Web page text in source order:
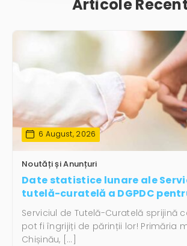
Articole
6 August, 2026
Noutăți și Anunțuri
Date statistice lunare ale
tutelă-curatelă a DGPDC
Serviciul de Tutelă-Curatelă sprijină
pot fi îngrijiți de părinții lor! Primăria
Chișinău, […]